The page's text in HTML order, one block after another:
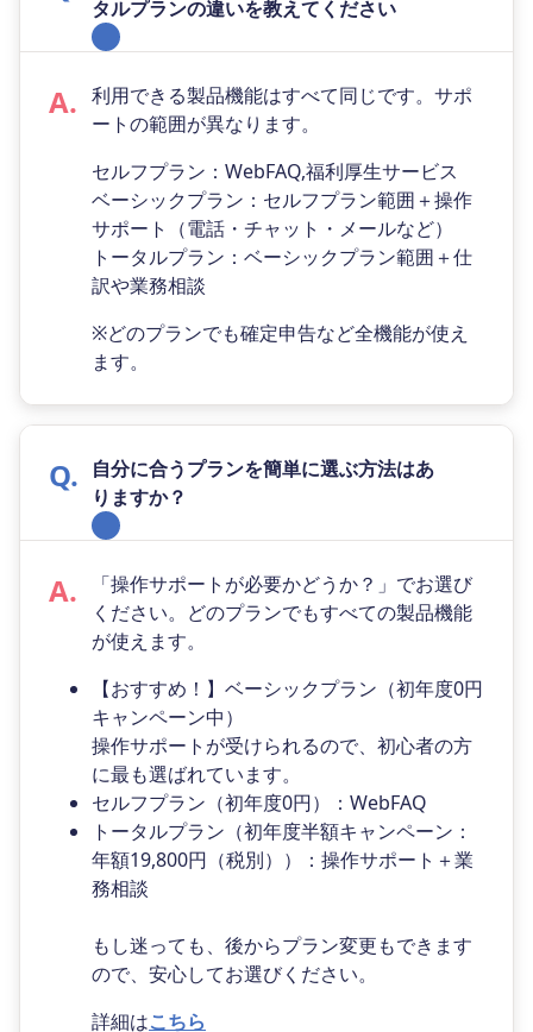
タルプランの違いを教えてください
利用できる製品機能はすべて同じです。サポ
ートの範囲が異なります。
セルフプラン：WebFAQ,福利厚生サービス
ベーシックプラン：セルフプラン範囲＋操作
サポート（電話・チャット・メールなど）
トータルプラン：ベーシックプラン範囲＋仕
訳や業務相談
※どのプランでも確定申告など全機能が使え
ます。
自分に合うプランを簡単に選ぶ方法はあ
りますか？
「操作サポートが必要かどうか？」でお選び
ください。どのプランでもすべての製品機能
が使えます。
【おすすめ！】ベーシックプラン（初年度0円
キャンペーン中）
操作サポートが受けられるので、初心者の方
に最も選ばれています。
セルフプラン（初年度0円）：WebFAQ
トータルプラン（初年度半額キャンペーン：
年額19,800円（税別））：操作サポート＋業
務相談
もし迷っても、後からプラン変更もできます
ので、安心してお選びください。
詳細はこちら